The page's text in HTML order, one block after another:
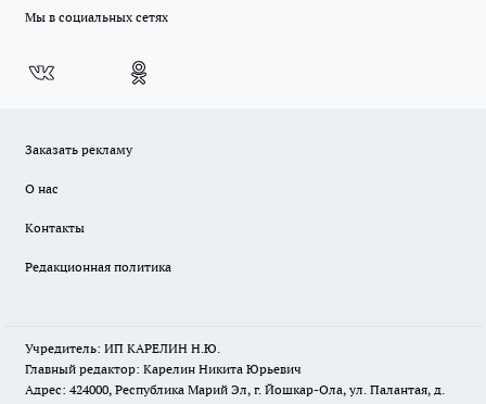
Мы в социальных сетях
Заказать рекламу
О нас
Контакты
Редакционная политика
Учредитель: ИП КАРЕЛИН Н.Ю.
Главный редактор: Карелин Никита Юрьевич
Адрес: 424000, Республика Марий Эл, г. Йошкар-Ола, ул. Палантая, д.